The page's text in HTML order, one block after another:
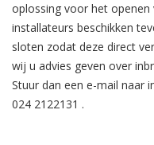
oplossing voor het openen
installateurs beschikken
sloten zodat deze direct
wij u advies geven over
Stuur dan een e-mail naar
024 2122131 .